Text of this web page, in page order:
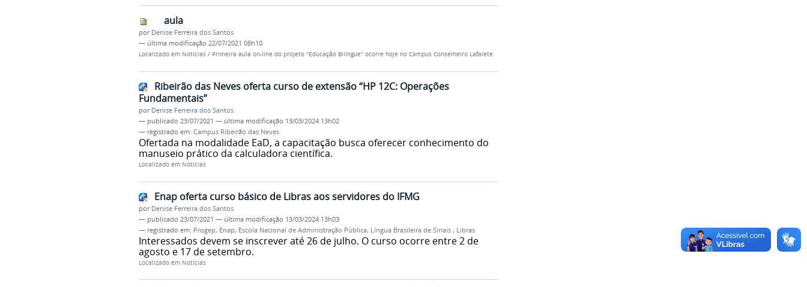
aula
por Denise Ferreira dos Santos
— última modificação 22/07/2021 08h10
Localizado em Notícias / Primeira aula on-line do projeto "Educação Bilíngue" ocorre hoje no Campus Conselheiro Lafaiete
Ribeirão das Neves oferta curso de extensão “HP 12C: Operações
Fundamentais”
por Denise Ferreira dos Santos
— publicado 23/07/2021 — última modificação 13/03/2024 13h02
— registrado em: Campus Ribeirão das Neves
Ofertada na modalidade EaD, a capacitação busca oferecer conhecimento do
manuseio prático da calculadora científica.
Localizado em Notícias
Enap oferta curso básico de Libras aos servidores do IFMG
por Denise Ferreira dos Santos
— publicado 23/07/2021 — última modificação 13/03/2024 13h03
— registrado em: Progep, Enap, Escola Nacional de Administração Pública, Língua Brasileira de Sinais , Libras
Interessados devem se inscrever até 26 de julho. O curso ocorre entre 2 de
agosto e 17 de setembro.
Localizado em Notícias